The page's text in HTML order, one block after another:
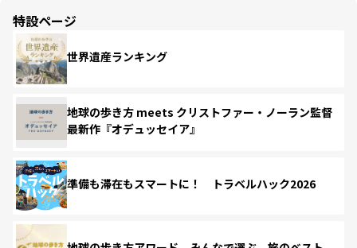
特設ページ
世界遺産ランキング
地球の歩き方 meets クリストファー・ノーラン監督
最新作『オデュッセイア』
準備も滞在もスマートに！ トラベルハック2026